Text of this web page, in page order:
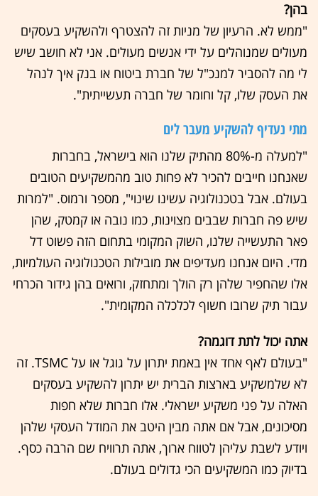
בהן?
"ממש לא. הרעיון של מניות זה להצטרף ולהשקיע בעסקים
מעולים שמנוהלים על ידי אנשים מעולים. אני לא חושב שיש
לי מה להסביר למנכ"ל של חברת ביטוח או בנק איך לנהל
את העסק שלו, קל וחומר של חברה תעשייתית".
מתי נעדיף להשקיע מעבר לים
"למעלה מ-80% מהתיק שלנו הוא בישראל, בחברות
שאנחנו חייבים להכיר לא פחות טוב מהמשקיעים הטובים
בעולם. אבל בטכנולוגיה עשינו שינוי", מספר ורמוס. "למרות
שיש פה חברות שבבים מצוינות, כמו נובה או קמטק, שהן
פאר התעשייה שלנו, השוק המקומי בתחום הזה פשוט דל
מדי. היום אנחנו מעדיפים את מובילות הטכנולוגיה העולמיות,
אלו שהחפיר שלהן רק הולך ומתחזק, ורואים בהן גידור הכרחי
עבור תיק שרובו חשוף לכלכלה המקומית".
אתה יכול לתת דוגמה?
"בעולם לאף אחד אין באמת יתרון על גוגל או על TSMC. זה
לא שלמשקיע בארצות הברית יש יתרון להשקיע בעסקים
האלה על פני משקיע ישראלי. אלו חברות שלא חפות
מסיכונים, אבל אם אתה מבין היטב את המודל העסקי שלהן
ויודע לשבת עליהן לטווח ארוך, אתה תרוויח שם הרבה כסף.
בדיוק כמו המשקיעים הכי גדולים בעולם.